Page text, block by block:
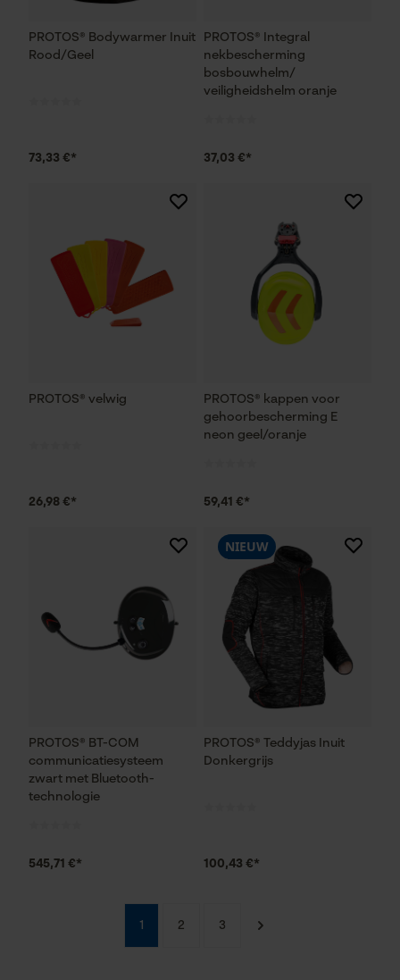
PROTOS® Bodywarmer Inuit
Rood/Geel
73,33 €*
PROTOS® Integral
nekbescherming
bosbouwhelm/
veiligheidshelm oranje
37,03 €*
PROTOS® velwig
26,98 €*
PROTOS® kappen voor
gehoorbescherming E
neon geel/oranje
59,41 €*
PROTOS® BT-COM
communicatiesysteem
zwart met Bluetooth-
technologie
545,71 €*
PROTOS® Teddyjas Inuit
Donkergrijs
NIEUW
100,43 €*
1 2 3
Fact-Finder Tracking
Gepersonaliseerde homepage
Opgeslagen winkelwagen
Geo-IP en gebruikersdetectie
Google Maps
Google Global Site Tag
Microsoft Advertising Universal
Event Tracking
Survicate